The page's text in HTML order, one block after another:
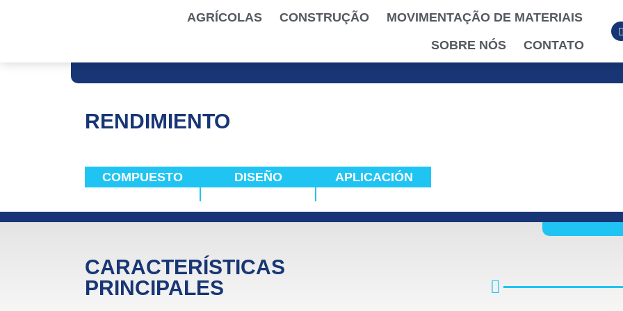
AGRÍCOLAS CONSTRUÇÃO
MOVIMENTAÇÃO DE MATERIAIS
SOBRE NÓS
CONTATO
RENDIMIENTO
COMPUESTO DISEÑO APLICACIÓN
CARACTERÍSTICAS
PRINCIPALES